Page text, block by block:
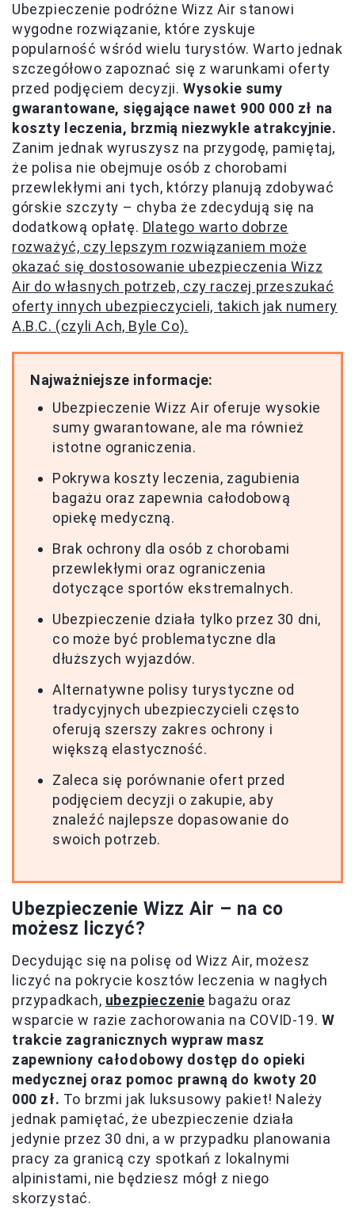
Ubezpieczenie podróżne Wizz Air stanowi
wygodne rozwiązanie, które zyskuje
popularność wśród wielu turystów. Warto jednak
szczegółowo zapoznać się z warunkami oferty
przed podjęciem decyzji.Wysokie sumy
gwarantowane, sięgające nawet 900 000 zł na
koszty leczenia, brzmią niezwykle atrakcyjnie.
Zanim jednak wyruszysz na przygodę, pamiętaj,
że polisa nie obejmuje osób z chorobami
przewlekłymi ani tych, którzy planują zdobywać
górskie szczyty – chyba że zdecydują się na
dodatkową opłatę. Dlatego warto dobrze
rozważyć, czy lepszym rozwiązaniem może
okazać się dostosowanie ubezpieczenia Wizz
Air do własnych potrzeb, czy raczej przeszukać
oferty innych ubezpieczycieli, takich jak numery
A.B.C. (czyli Ach, Byle Co).
Najważniejsze informacje:
Ubezpieczenie Wizz Air oferuje wysokie
sumy gwarantowane, ale ma również
istotne ograniczenia.
Pokrywa koszty leczenia, zagubienia
bagażu oraz zapewnia całodobową
opiekę medyczną.
Brak ochrony dla osób z chorobami
przewlekłymi oraz ograniczenia
dotyczące sportów ekstremalnych.
Ubezpieczenie działa tylko przez 30 dni,
co może być problematyczne dla
dłuższych wyjazdów.
Alternatywne polisy turystyczne od
tradycyjnych ubezpieczycieli często
oferują szerszy zakres ochrony i
większą elastyczność.
Zaleca się porównanie ofert przed
podjęciem decyzji o zakupie, aby
znaleźć najlepsze dopasowanie do
swoich potrzeb.
Ubezpieczenie Wizz Air – na co
możesz liczyć?
Decydując się na polisę od Wizz Air, możesz
liczyć na pokrycie kosztów leczenia w nagłych
przypadkach, ubezpieczenie bagażu oraz
wsparcie w razie zachorowania na COVID-19. W
trakcie zagranicznych wypraw masz
zapewniony całodobowy dostęp do opieki
medycznej oraz pomoc prawną do kwoty 20
000 zł. To brzmi jak luksusowy pakiet! Należy
jednak pamiętać, że ubezpieczenie działa
jedynie przez 30 dni, a w przypadku planowania
pracy za granicą czy spotkań z lokalnymi
alpinistami, nie będziesz mógł z niego
skorzystać.